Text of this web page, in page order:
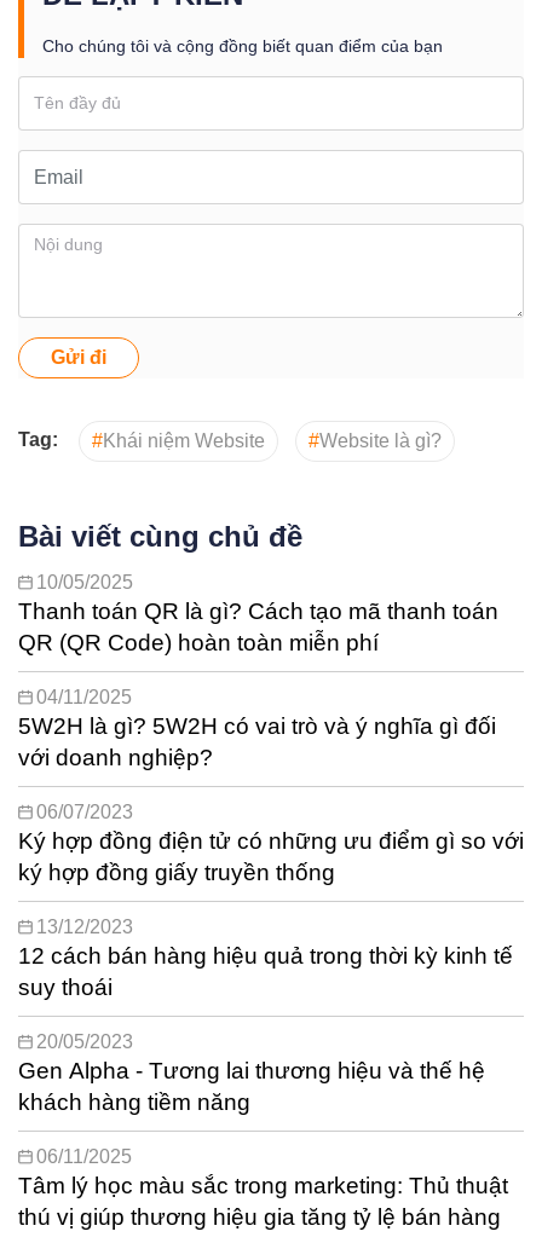
Cho chúng tôi và cộng đồng biết quan điểm của bạn
Gửi đi
Tag: #Khái niệm Website #Website là gì?
Bài viết cùng chủ đề
10/05/2025
Thanh toán QR là gì? Cách tạo mã thanh toán
QR (QR Code) hoàn toàn miễn phí
04/11/2025
5W2H là gì? 5W2H có vai trò và ý nghĩa gì đối
với doanh nghiệp?
06/07/2023
Ký hợp đồng điện tử có những ưu điểm gì so với
ký hợp đồng giấy truyền thống
13/12/2023
12 cách bán hàng hiệu quả trong thời kỳ kinh tế
suy thoái
20/05/2023
Gen Alpha - Tương lai thương hiệu và thế hệ
khách hàng tiềm năng
06/11/2025
Tâm lý học màu sắc trong marketing: Thủ thuật
thú vị giúp thương hiệu gia tăng tỷ lệ bán hàng